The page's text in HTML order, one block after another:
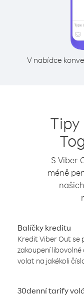
V nabídce
S Viber
méně
Balíčky kreditu
Kredit Viber Out se
zakoupení
volat na jakékoli
30denní tarify